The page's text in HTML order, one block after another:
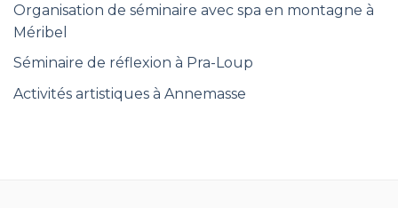
Organisation de séminaire avec spa en montagne à
Méribel
Séminaire de réflexion à Pra-Loup
Activités artistiques à Annemasse